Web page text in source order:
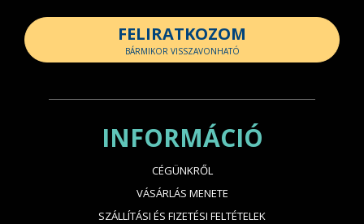
FELIRATKOZOM
BÁRMIKOR VISSZAVONHATÓ
INFORMÁCIÓ
CÉGÜNKRŐL
VÁSÁRLÁS MENETE
SZÁLLÍTÁSI ÉS FIZETÉSI FELTÉTELEK